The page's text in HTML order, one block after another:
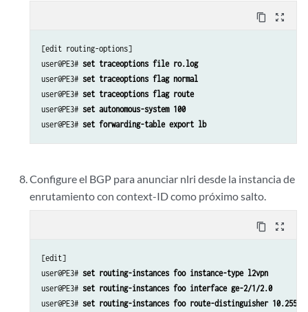
content_copy zoom_out_map
[edit routing-options]
user@PE3# set traceoptions file ro.log
user@PE3# set traceoptions flag normal
user@PE3# set traceoptions flag route
user@PE3# set autonomous-system 100
user@PE3# set forwarding-table export lb
Configure el BGP para anunciar nlri desde la instancia de
enrutamiento con context-ID como próximo salto.
content_copy zoom_out_map
[edit]
user@PE3# set routing-instances foo instance-type l2vpn
user@PE3# set routing-instances foo interface ge-2/1/2.0
user@PE3# set routing-instances foo route-distinguisher